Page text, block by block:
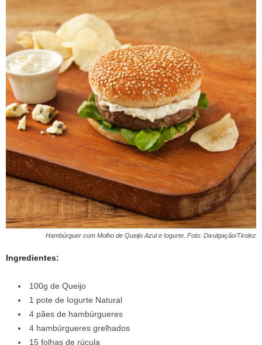
Hambúrguer com Molho de Queijo Azul e Iogurte. Foto: Divulgação/Tirolez
Ingredientes:
100g de Queijo
1 pote de Iogurte Natural
4 pães de hambúrgueres
4 hambúrgueres grelhados
15 folhas de rúcula